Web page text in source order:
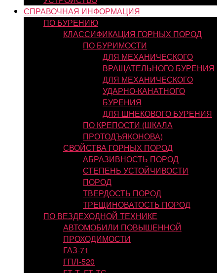
СПРАВОЧНАЯ ИНФОРМАЦИЯ
ПО БУРЕНИЮ
КЛАССИФИКАЦИЯ ГОРНЫХ ПОРОД
ПО БУРИМОСТИ
ДЛЯ МЕХАНИЧЕСКОГО
ВРАЩАТЕЛЬНОГО БУРЕНИЯ
ДЛЯ МЕХАНИЧЕСКОГО
УДАРНО-КАНАТНОГО
БУРЕНИЯ
ДЛЯ ШНЕКОВОГО БУРЕНИЯ
ПО КРЕПОСТИ (ШКАЛА
ПРОТОДЪЯКОНОВА)
СВОЙСТВА ГОРНЫХ ПОРОД
АБРАЗИВНОСТЬ ПОРОД
СТЕПЕНЬ УСТОЙЧИВОСТИ
ПОРОД
ТВЕРДОСТЬ ПОРОД
ТРЕЩИНОВАТОСТЬ ПОРОД
ПО ВЕЗДЕХОДНОЙ ТЕХНИКЕ
АВТОМОБИЛИ ПОВЫШЕННОЙ
ПРОХОДИМОСТИ
ГАЗ-71
ГПЛ-520